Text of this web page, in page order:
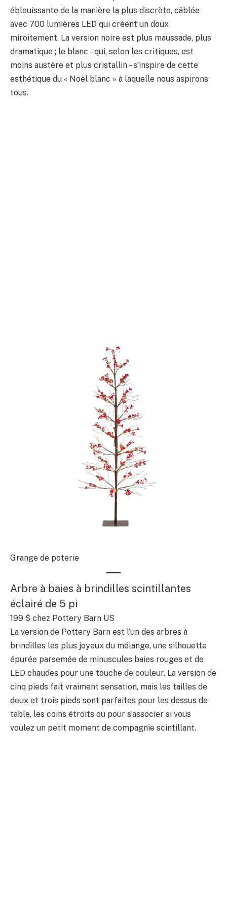
éblouissante de la manière la plus discrète, câblée
avec 700 lumières LED qui créent un doux
miroitement. La version noire est plus maussade, plus
dramatique ; le blanc – qui, selon les critiques, est
moins austère et plus cristallin – s’inspire de cette
esthétique du « Noël blanc » à laquelle nous aspirons
tous.
Grange de poterie
Arbre à baies à brindilles scintillantes
éclairé de 5 pi
199 $ chez Pottery Barn US
La version de Pottery Barn est l’un des arbres à
brindilles les plus joyeux du mélange, une silhouette
épurée parsemée de minuscules baies rouges et de
LED chaudes pour une touche de couleur. La version de
cinq pieds fait vraiment sensation, mais les tailles de
deux et trois pieds sont parfaites pour les dessus de
table, les coins étroits ou pour s’associer si vous
voulez un petit moment de compagnie scintillant.